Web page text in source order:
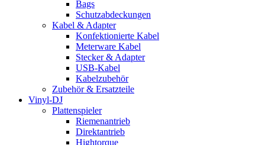
Bags
Schutzabdeckungen
Kabel & Adapter
Konfektionierte Kabel
Meterware Kabel
Stecker & Adapter
USB-Kabel
Kabelzubehör
Zubehör & Ersatzteile
Vinyl-DJ
Plattenspieler
Riemenantrieb
Direktantrieb
Hightorque